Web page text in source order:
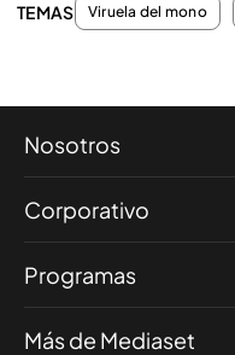
TEMAS Viruela del mono
Nosotros
Corporativo
Programas
Más de Mediaset